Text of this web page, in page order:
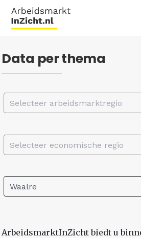
Data per thema
Selecteer arbeidsmarktregio
Selecteer economische regio
Waalre
ArbeidsmarktInZicht biedt u